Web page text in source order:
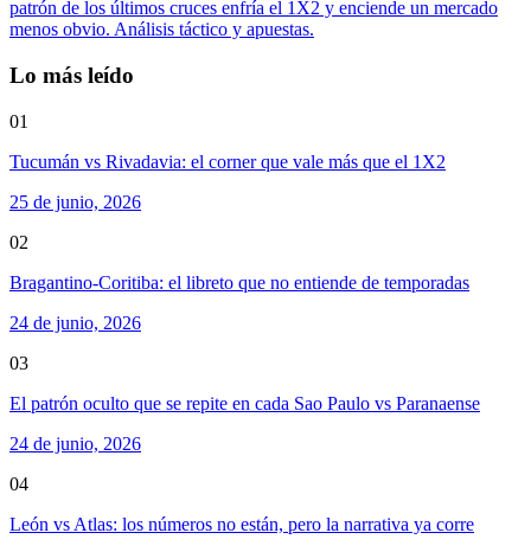
patrón de los últimos cruces enfría el 1X2 y enciende un mercado
menos obvio. Análisis táctico y apuestas.
Lo más leído
01
Tucumán vs Rivadavia: el corner que vale más que el 1X2
25 de junio, 2026
02
Bragantino-Coritiba: el libreto que no entiende de temporadas
24 de junio, 2026
03
El patrón oculto que se repite en cada Sao Paulo vs Paranaense
24 de junio, 2026
04
León vs Atlas: los números no están, pero la narrativa ya corre